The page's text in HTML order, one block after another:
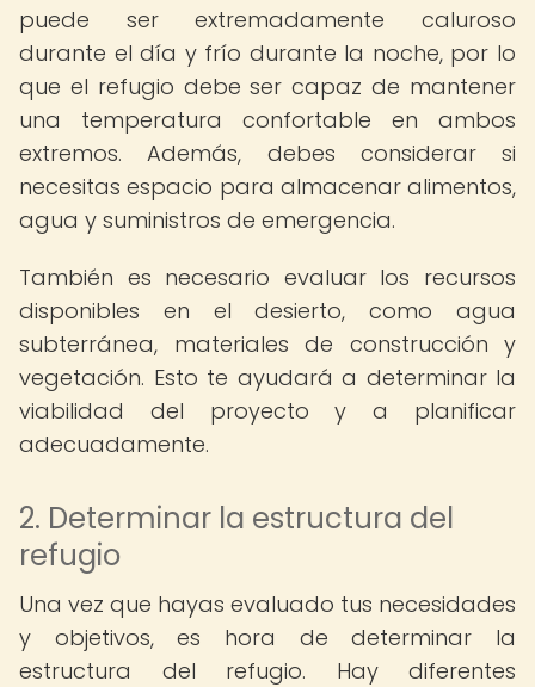
puede ser extremadamente caluroso
durante el día y frío durante la noche, por lo
que el refugio debe ser capaz de mantener
una temperatura confortable en ambos
extremos. Además, debes considerar si
necesitas espacio para almacenar alimentos,
agua y suministros de emergencia.
También es necesario evaluar los recursos
disponibles en el desierto, como agua
subterránea, materiales de construcción y
vegetación. Esto te ayudará a determinar la
viabilidad del proyecto y a planificar
adecuadamente.
2. Determinar la estructura del
refugio
Una vez que hayas evaluado tus necesidades
y objetivos, es hora de determinar la
estructura del refugio. Hay diferentes